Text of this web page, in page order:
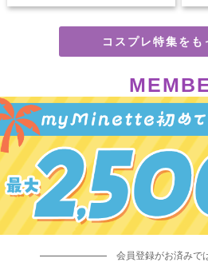
コスプレ特集をも
会員登録がお済みで